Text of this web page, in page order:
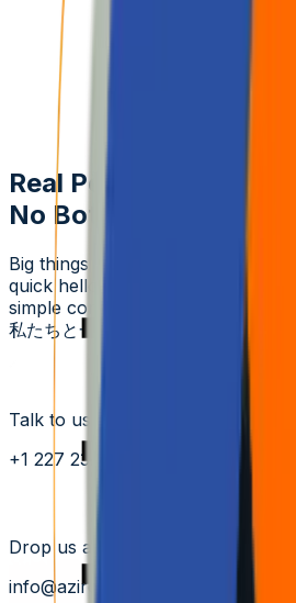
Real People, Real
No Bots, No Black
Big things at Aziro often start
quick hello. A real human reads
simple conversation can turn into
私たちと一緒に始めましょう
Talk to us
+1 227 232 3176
Drop us a line at
info@aziro.com